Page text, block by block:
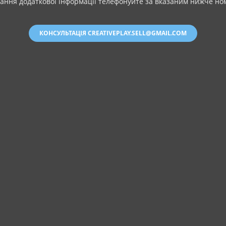
КОНСУЛЬТАЦІЯ CREATIVEPLAY.SELL@GMAIL.COM